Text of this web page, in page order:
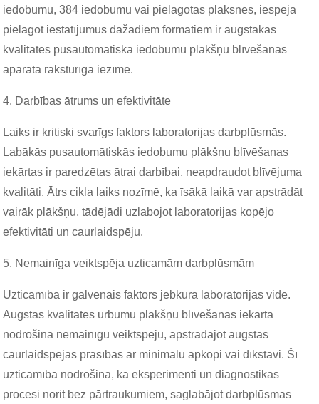
iedobumu, 384 iedobumu vai pielāgotas plāksnes, iespēja
pielāgot iestatījumus dažādiem formātiem ir augstākas
kvalitātes pusautomātiska iedobumu plākšņu blīvēšanas
aparāta raksturīga iezīme.
4. Darbības ātrums un efektivitāte
Laiks ir kritiski svarīgs faktors laboratorijas darbplūsmās.
Labākās pusautomātiskās iedobumu plākšņu blīvēšanas
iekārtas ir paredzētas ātrai darbībai, neapdraudot blīvējuma
kvalitāti. Ātrs cikla laiks nozīmē, ka īsākā laikā var apstrādāt
vairāk plākšņu, tādējādi uzlabojot laboratorijas kopējo
efektivitāti un caurlaidspēju.
5. Nemainīga veiktspēja uzticamām darbplūsmām
Uzticamība ir galvenais faktors jebkurā laboratorijas vidē.
Augstas kvalitātes urbumu plākšņu blīvēšanas iekārta
nodrošina nemainīgu veiktspēju, apstrādājot augstas
caurlaidspējas prasības ar minimālu apkopi vai dīkstāvi. Šī
uzticamība nodrošina, ka eksperimenti un diagnostikas
procesi norit bez pārtraukumiem, saglabājot darbplūsmas